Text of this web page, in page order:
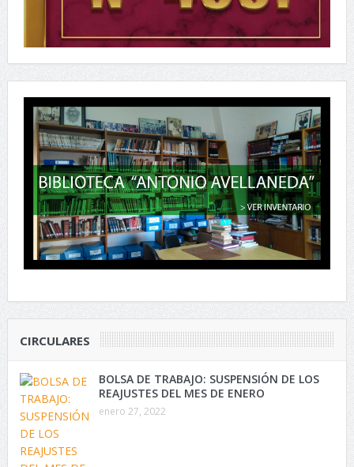
CIRCULARES
BOLSA DE TRABAJO: SUSPENSIÓN DE LOS
REAJUSTES DEL MES DE ENERO
enero 27, 2022